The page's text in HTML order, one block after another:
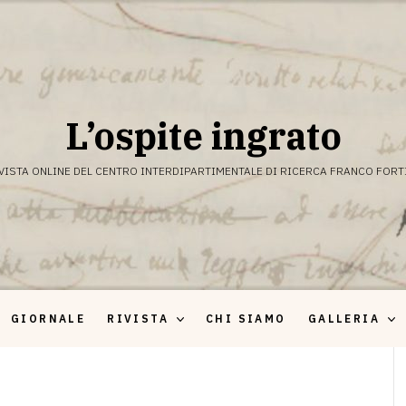
L’ospite ingrato
ONLINE DEL CENTRO INTERDIPARTIMENTALE DI RICERCA FRANCO
GIORNALE RIVISTA CHI SIAMO GALLERIA